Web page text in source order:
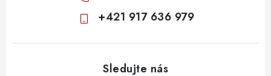
+421 917 636 979